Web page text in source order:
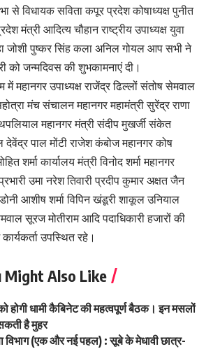
से विधायक सविता कपूर प्रदेश कोषाध्यक्ष पुनीत
मंत्री आदित्य चौहान राष्ट्रीय उपाध्यक्ष युवा
जोशी पुष्कर सिंह कला अनिल गोयल आप सभी ने
को जन्मदिवस की शुभकामनाएं दी।
में महानगर उपाध्यक्ष राजेंद्र ढिल्लों संतोष सेमवाल
मंच संचालन महानगर महामंत्री सुरेंद्र राणा
महानगर मंत्री संदीप मुखर्जी संकेत
देवेंद्र पाल मोंटी राजेश कंबोज महानगर कोष
शर्मा कार्यालय मंत्री विनोद शर्मा महानगर
उमा नरेश तिवारी प्रदीप कुमार अक्षत जैन
आशीष शर्मा विपिन खंडूरी शाकूल उनियाल
सूरज मोतीराम आदि पदाधिकारी हजारों की
उपस्थित रहे।
Might Also Like
होगी धामी कैबिनेट की महत्वपूर्ण बैठक। इन मसलों
है मुहर
विभाग (एक और नई पहल) : सूबे के मेधावी छात्र-